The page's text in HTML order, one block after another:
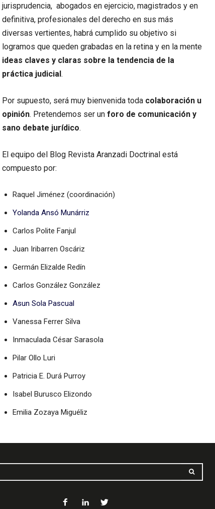
jurisprudencia, abogados en ejercicio, magistrados y en
definitiva, profesionales del derecho en sus más
diversas vertientes, habrá cumplido su objetivo si
logramos que queden grabadas en la retina y en la mente
ideas claves y claras sobre la tendencia de la
práctica judicial.
Por supuesto, será muy bienvenida toda colaboración u
opinión. Pretendemos ser un foro de comunicación y
sano debate jurídico.
El equipo del Blog Revista Aranzadi Doctrinal está
compuesto por:
Raquel Jiménez (coordinación)
Yolanda Ansó Munárriz
Carlos Polite Fanjul
Juan Iribarren Oscáriz
Germán Elizalde Redín
Carlos González González
Asun Sola Pascual
Vanessa Ferrer Silva
Inmaculada César Sarasola
Pilar Ollo Luri
Patricia E. Durá Purroy
Isabel Burusco Elizondo
Emilia Zozaya Miguéliz